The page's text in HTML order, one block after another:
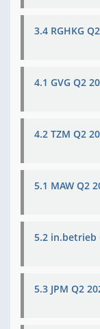
3.4 RGHKG
4.1 GVG Q2
4.2 TZM Q2
5.1 MAW Q2
5.2 in.betrieb
5.3 JPM Q2